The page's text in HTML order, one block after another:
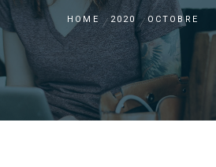
HOME 2020 OCTOBRE